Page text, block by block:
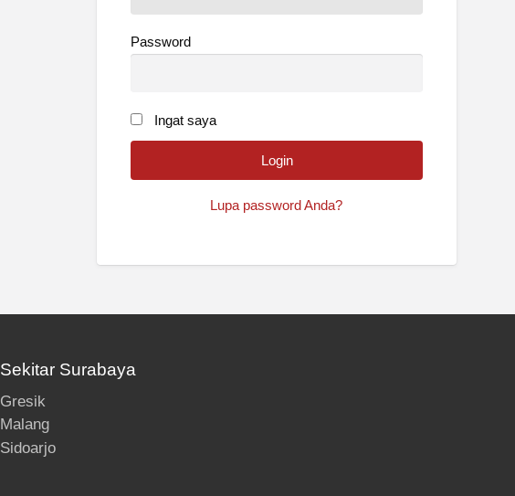
Password
Ingat saya
Lupa password Anda?
Sekitar Surabaya
Gresik
Malang
Sidoarjo